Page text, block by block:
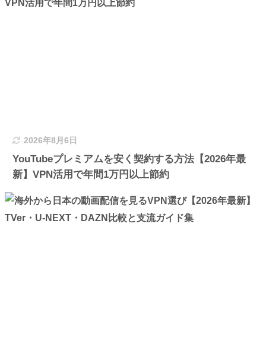
2026年8月6日
YouTubeプレミアムを安く契約する方法【2026年最
新】VPN活用で年間1万円以上節約